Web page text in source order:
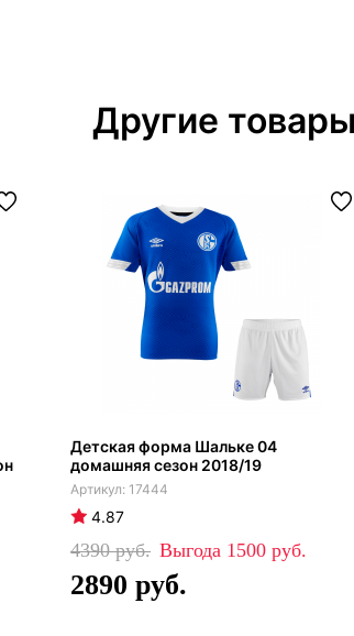
Другие
Детская форма Шальке 04
домашняя сезон 2018/19
17444
4.87
4390 1500
2890